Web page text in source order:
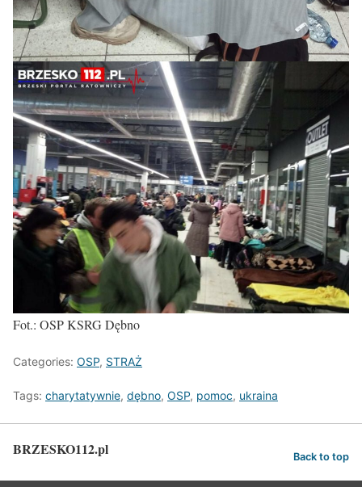
Fot.: OSP KSRG Dębno
Categories: OSP, STRAŻ
Tags: charytatywnie, dębno, OSP, pomoc, ukraina
BRZESKO112.pl Back to top